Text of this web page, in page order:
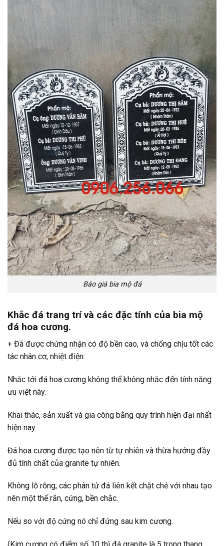
Báo giá bia mộ đá
Khắc đá trang trí và các đặc tính của bia mộ
đá hoa cương.
+ Đã được chứng nhận có độ bền cao, và chống chịu tốt các
tác nhân cơ, nhiệt điện:
Nhắc tới đá hoa cương không thể không nhắc đến tính năng
ưu việt này.
Khai thác, sản xuất và gia công bằng quy trình hiện đại nhất
hiện nay.
Đá hoa cương được tạo nên từ tự nhiên và thừa hưởng đầy
đủ tính chất của granite tự nhiên.
Không lỗ rỗng, các phân tử đá liên kết chặt chẻ với nhau tạo
nên một thể rắn, cứng, bền chắc.
Nếu so với độ cứng nó chỉ đứng sau kim cương.